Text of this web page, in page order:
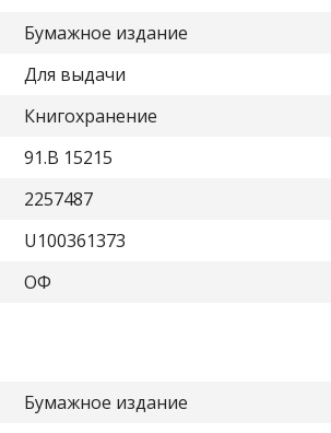
Бумажное издание
Для выдачи
Книгохранение
91.B 15215
2257487
U100361373
ОФ
Бумажное издание